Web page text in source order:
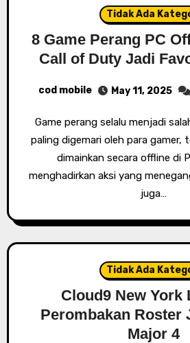
Tidak Ada
8 Game Perang PC
Call of Duty Jadi
cod mobile May 11, 2025
Game perang selalu menjadi salah satu genre yang
paling digemari oleh para gamer,
dimainkan secara offline di
menghadirkan aksi yang
juga…
Tidak Ada
Cloud9 New York
Perombakan Roster
Major 4